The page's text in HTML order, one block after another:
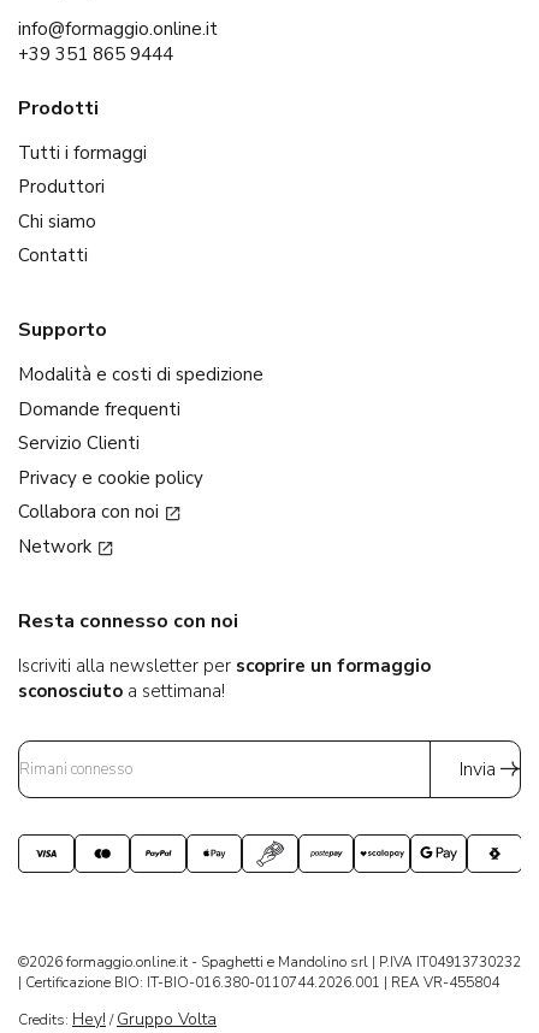
info@formaggio.online.it
+39 351 865 9444
Prodotti
Tutti i formaggi
Produttori
Chi siamo
Contatti
Supporto
Modalità e costi di spedizione
Domande frequenti
Servizio Clienti
Privacy e cookie policy
Collabora con noi
Network
Resta connesso con noi
Iscriviti alla newsletter per scoprire un formaggio
sconosciuto a settimana!
Invia
©2026 formaggio.online.it - Spaghetti e Mandolino srl | P.IVA IT04913730232
| Certificazione BIO: IT-BIO-016.380-0110744.2026.001 | REA VR-455804
Credits: Hey! /Gruppo Volta